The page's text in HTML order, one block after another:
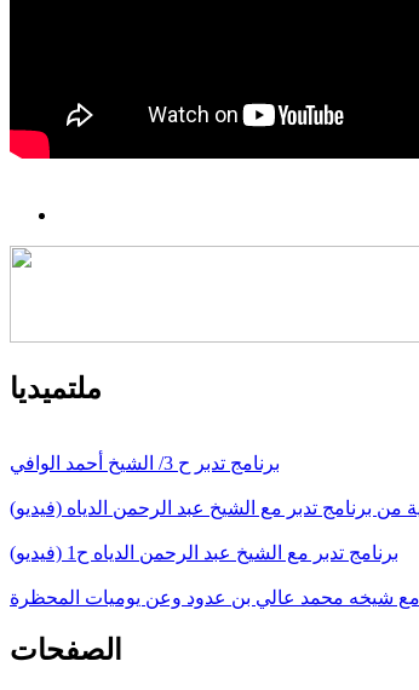
ملتميديا
برنامج تدبر ح 3/ الشيخ أحمد الوافي
من برنامج تدبر مع الشيخ عبد الرحمن الدياه (فيديو)
برنامج تدبر مع الشيخ عبد الرحمن الدياه ح1 (فيديو)
مع شيخه محمد عالي بن عدود وعن يوميات المحظرة
الصفحات